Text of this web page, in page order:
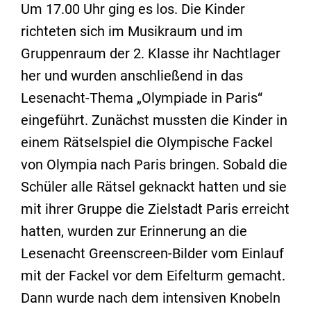
Um 17.00 Uhr ging es los. Die Kinder
richteten sich im Musikraum und im
Gruppenraum der 2. Klasse ihr Nachtlager
her und wurden anschließend in das
Lesenacht-Thema „Olympiade in Paris“
eingeführt. Zunächst mussten die Kinder in
einem Rätselspiel die Olympische Fackel
von Olympia nach Paris bringen. Sobald die
Schüler alle Rätsel geknackt hatten und sie
mit ihrer Gruppe die Zielstadt Paris erreicht
hatten, wurden zur Erinnerung an die
Lesenacht Greenscreen-Bilder vom Einlauf
mit der Fackel vor dem Eifelturm gemacht.
Dann wurde nach dem intensiven Knobeln